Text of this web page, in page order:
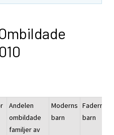
Andelen
ombildade
familjer av
Moderns
barn
Faderns
barn